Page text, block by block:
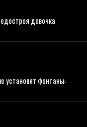
девочка
установят фонтаны: